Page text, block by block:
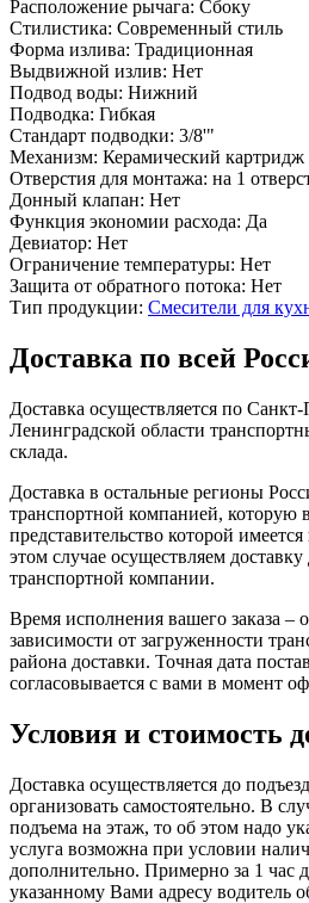
Расположение рычага: Сбоку
Стилистика: Современный стиль
Форма излива: Традиционная
Выдвижной излив: Нет
Подвод воды: Нижний
Подводка: Гибкая
Стандарт подводки: 3/8'"
Механизм: Керамический картридж
Отверстия для монтажа: на 1
Донный клапан: Нет
Функция экономии расхода: Да
Девиатор: Нет
Ограничение температуры: Нет
Защита от обратного потока: Нет
Тип продукции: Смесители для
Доставка по всей
Доставка осуществляется по Санкт-
Ленинградской области
склада.
Доставка в остальные регионы
транспортной компанией, которую
представительство которой
этом случае осуществляем
транспортной компании.
Время исполнения вашего заказа –
зависимости от загруженности
района доставки. Точная дата
согласовывается с вами в момент
Условия и стоимость
Доставка осуществляется до
организовать самостоятельно. В
подъема на этаж, то об этом надо
услуга возможна при условии
дополнительно. Примерно за 1 час
указанному Вами адресу водитель